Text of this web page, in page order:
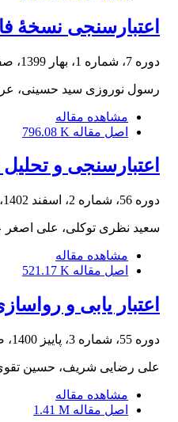
اعتبارسنجی نسخۀ
دوره 7، شماره 1، بهار 1399، صفحه
رسول نوروزی سید حسینی،
مشاهده مقاله
اصل مقاله 796.08 K
اعتبارسنجی و
دوره 56، شماره 2، اسفند 1402، صفحه
سعید نظری توکلی، علی اصغر
مشاهده مقاله
اصل مقاله 521.17 K
اعتبار یابی و
دوره 55، شماره 3، پاییز 1400، صفحه
علی رضایی شریف، حسین
مشاهده مقاله
اصل مقاله 1.41 M